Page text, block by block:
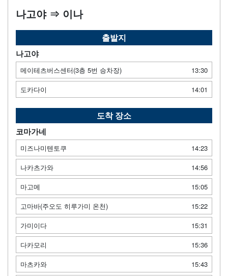
나고야 ⇒ 이나
출발지
나고야
메이테츠버스센터(3층 5번 승차장)
13:30
도카다이
14:01
도착 장소
코마가네
미즈나미텐토쿠
14:23
나카츠가와
14:56
마고메
15:05
고마바(주오도 히루가미 온천)
15:22
가미이다
15:31
다카모리
15:36
마츠카와
15:43